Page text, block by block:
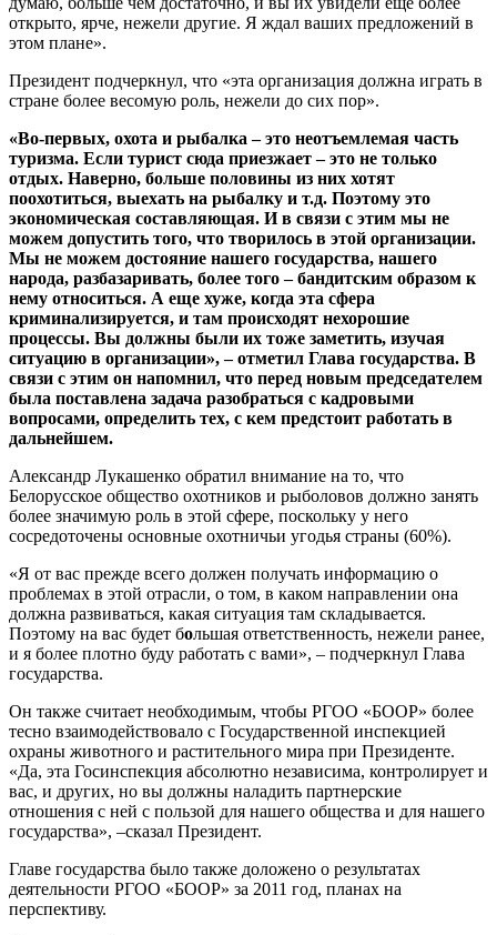
открыто, ярче, нежели другие. Я ждал ваших предложений в
этом плане».
Президент подчеркнул, что «эта организация должна играть в
стране более весомую роль, нежели до сих пор».
«Во-первых, охота и рыбалка – это неотъемлемая часть
туризма. Если турист сюда приезжает – это не только
отдых. Наверно, больше половины из них хотят
поохотиться, выехать на рыбалку и т.д. Поэтому это
экономическая составляющая. И в связи с этим мы не
можем допустить того, что творилось в этой организации.
Мы не можем достояние нашего государства, нашего
народа, разбазаривать, более того – бандитским образом к
нему относиться. А еще хуже, когда эта сфера
криминализируется, и там происходят нехорошие
процессы. Вы должны были их тоже заметить, изучая
ситуацию в организации», – отметил Глава государства. В
связи с этим он напомнил, что перед новым председателем
была поставлена задача разобраться с кадровыми
вопросами, определить тех, с кем предстоит работать в
дальнейшем.
Александр Лукашенко обратил внимание на то, что
Белорусское общество охотников и рыболовов должно занять
более значимую роль в этой сфере, поскольку у него
сосредоточены основные охотничьи угодья страны (60%).
«Я от вас прежде всего должен получать информацию о
проблемах в этой отрасли, о том, в каком направлении она
должна развиваться, какая ситуация там складывается.
Поэтому на вас будет большая ответственность, нежели ранее,
и я более плотно буду работать с вами», – подчеркнул Глава
государства.
Он также считает необходимым, чтобы РГОО «БООР» более
тесно взаимодействовало с Государственной инспекцией
охраны животного и растительного мира при Президенте.
«Да, эта Госинспекция абсолютно независима, контролирует и
вас, и других, но вы должны наладить партнерские
отношения с ней с пользой для нашего общества и для нашего
государства», –сказал Президент.
Главе государства было также доложено о результатах
деятельности РГОО «БООР» за 2011 год, планах на
перспективу.